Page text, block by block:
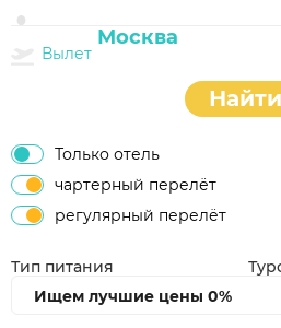
Вылет
Найти
Только отель
чартерный перелёт
регулярный перелёт
Тип питания
Ищем лучшие цены 0%